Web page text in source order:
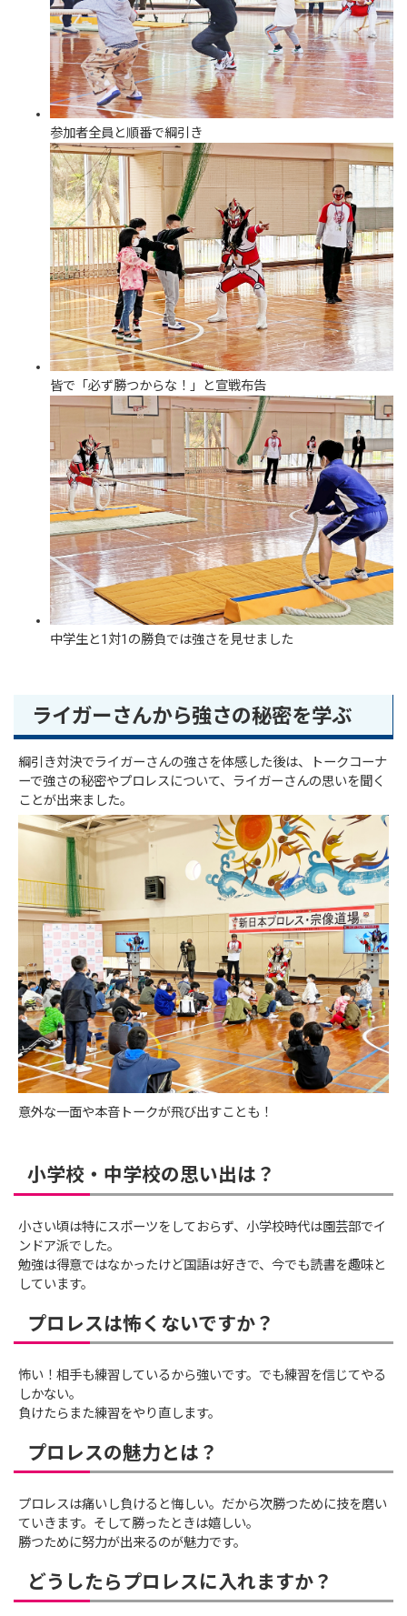
参加者全員と順番で綱引き
皆で「必ず勝つからな！」と宣戦布告
中学生と1対1の勝負では強さを見せました
ライガーさんから強さの秘密を学ぶ
綱引き対決でライガーさんの強さを体感した後は、トークコーナ
ーで強さの秘密やプロレスについて、ライガーさんの思いを聞く
ことが出来ました。
意外な一面や本音トークが飛び出すことも！
小学校・中学校の思い出は？
小さい頃は特にスポーツをしておらず、小学校時代は園芸部でイ
ンドア派でした。
勉強は得意ではなかったけど国語は好きで、今でも読書を趣味と
しています。
プロレスは怖くないですか？
怖い！相手も練習しているから強いです。でも練習を信じてやる
しかない。
負けたらまた練習をやり直します。
プロレスの魅力とは？
プロレスは痛いし負けると悔しい。だから次勝つために技を磨い
ていきます。そして勝ったときは嬉しい。
勝つために努力が出来るのが魅力です。
どうしたらプロレスに入れますか？